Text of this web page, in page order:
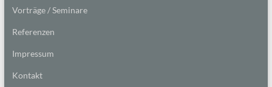
Vorträge / Seminare
Referenzen
Impressum
Kontakt